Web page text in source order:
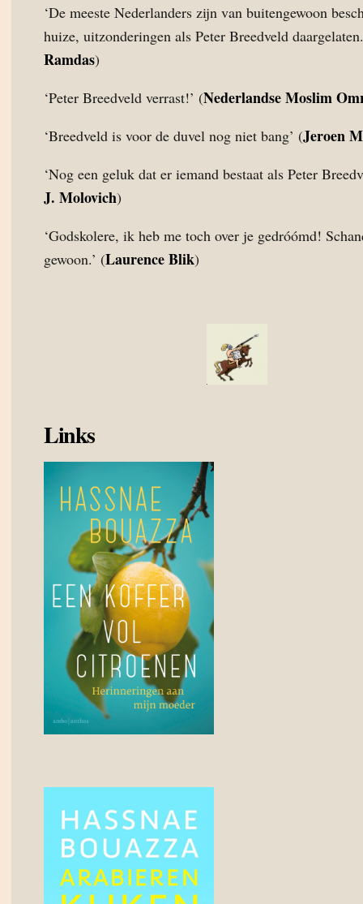
‘De meeste Nederlanders zijn van buitengewoon
huize, uitzonderingen als Peter Breedveld
Ramdas)
‘Peter Breedveld verrast!’ (Nederlandse Moslim
‘Breedveld is voor de duvel nog niet bang’ (Jeroen
‘Nog een geluk dat er iemand bestaat als Peter
J. Molovich)
‘Godskolere, ik heb me toch over je gedróómd!
gewoon.’ (Laurence Blik)
Links